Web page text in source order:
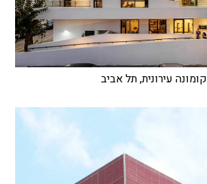
קומונה עירונית, תל אביב